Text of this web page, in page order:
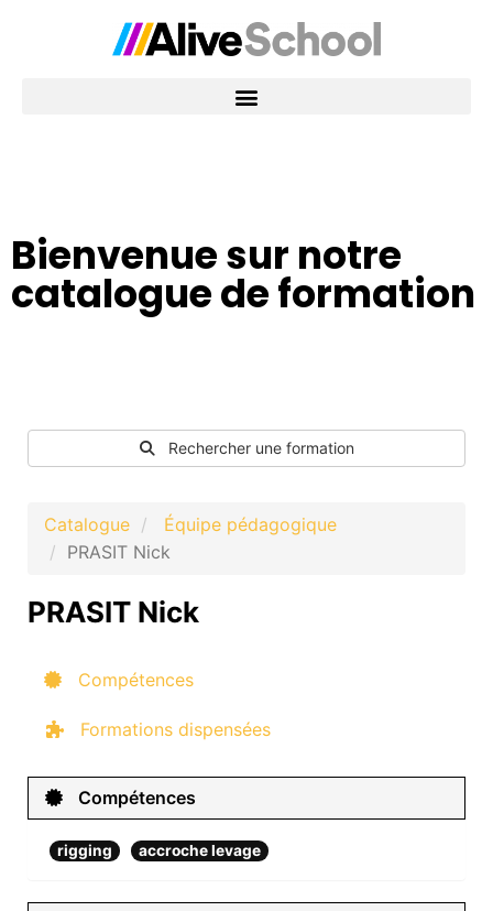
Bienvenue sur notre
catalogue de formation
Rechercher une formation
Catalogue
Équipe pédagogique
PRASIT Nick
PRASIT Nick
Compétences
Formations dispensées
Compétences
rigging accroche levage